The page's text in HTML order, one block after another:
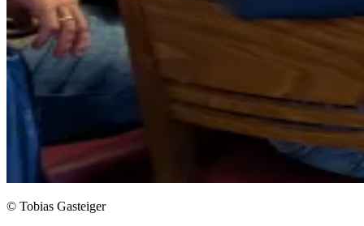
© Tobias Gasteiger